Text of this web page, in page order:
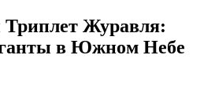
Триплет Журавля:
в Южном Небе